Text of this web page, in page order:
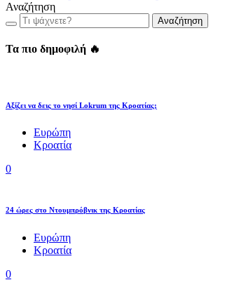
Αναζήτηση
Αναζήτηση
Τα πιο δημοφιλή 🔥
Αξίζει να δεις το νησί Lokrum της Κροατίας;
Ευρώπη
Κροατία
0
24 ώρες στο Ντουμπρόβνικ της Κροατίας
Ευρώπη
Κροατία
0